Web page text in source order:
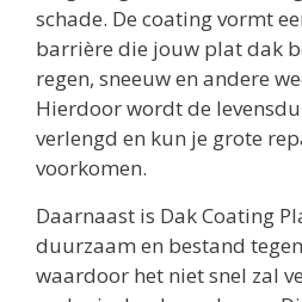
schade. De coating vormt
barrière die jouw plat dak
regen, sneeuw en andere
Hierdoor wordt de
verlengd en kun je grote
voorkomen.
Daarnaast is Dak Coating
duurzaam en bestand
waardoor het niet snel zal